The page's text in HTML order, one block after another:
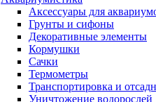
Аксессуары для
Грунты и сифоны
Декоративные элементы
Кормушки
Сачки
Термометры
Транспортировка и
Уничтожение водорослей